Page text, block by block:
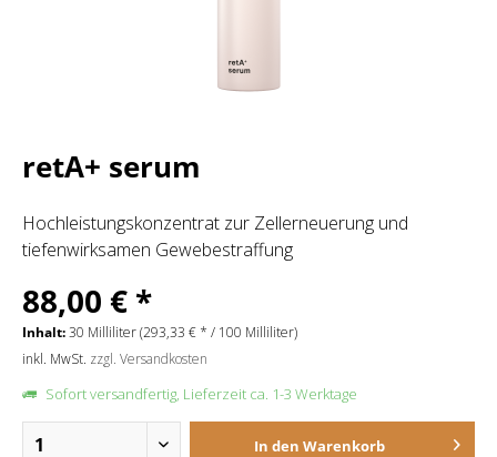
retA+ serum
Hochleistungskonzentrat zur Zellerneuerung und
tiefenwirksamen Gewebestraffung
88,00 € *
Inhalt:30 Milliliter (293,33 € * / 100 Milliliter)
inkl. MwSt. zzgl. Versandkosten
Sofort versandfertig, Lieferzeit ca. 1-3 Werktage
In den Warenkorb